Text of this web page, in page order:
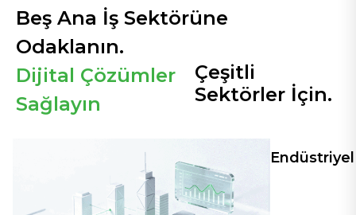
Beş Ana İş Sektörüne
Odaklanın.
Dijital Çözümler
Sağlayın
Çeşitli
Sektörler İçin.